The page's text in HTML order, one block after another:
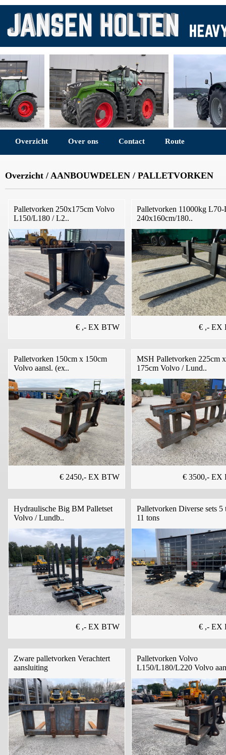
Overzicht Over ons Contact Route
Overzicht / AANBOUWDELEN / PALLETVORKEN
Palletvorken 250x175cm Volvo
L150/L180 / L2..
€ ,- EX BTW
Palletvorken 11000kg
240x160cm/180..
€ ,- EX
Palletvorken 150cm x 150cm
Volvo aansl. (ex..
€ 2450,- EX BTW
MSH Palletvorken 225cm x
175cm Volvo / Lund..
€ 3500,- EX
Hydraulische Big BM Palletset
Volvo / Lundb..
€ ,- EX BTW
Palletvorken Diverse sets 5
11 tons
€ ,- EX
Zware palletvorken Verachtert
aansluiting
Palletvorken Volvo
L150/L180/L220 Volvo